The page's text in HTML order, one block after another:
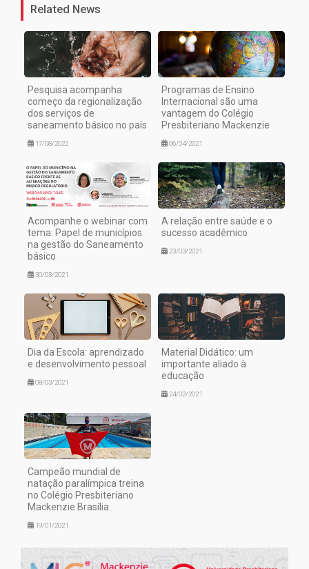
Related News
Pesquisa acompanha
começo da regionalização
dos serviços de
saneamento básico no país
17/08/2022
Programas de Ensino
Internacional são uma
vantagem do Colégio
Presbiteriano Mackenzie
06/04/2021
Acompanhe o webinar com
tema: Papel de municípios
na gestão do Saneamento
básico
30/03/2021
A relação entre saúde e o
sucesso acadêmico
23/03/2021
Dia da Escola: aprendizado
e desenvolvimento pessoal
08/03/2021
Material Didático: um
importante aliado à
educação
24/02/2021
Campeão mundial de
natação paralímpica treina
no Colégio Presbiteriano
Mackenzie Brasília
19/01/2021